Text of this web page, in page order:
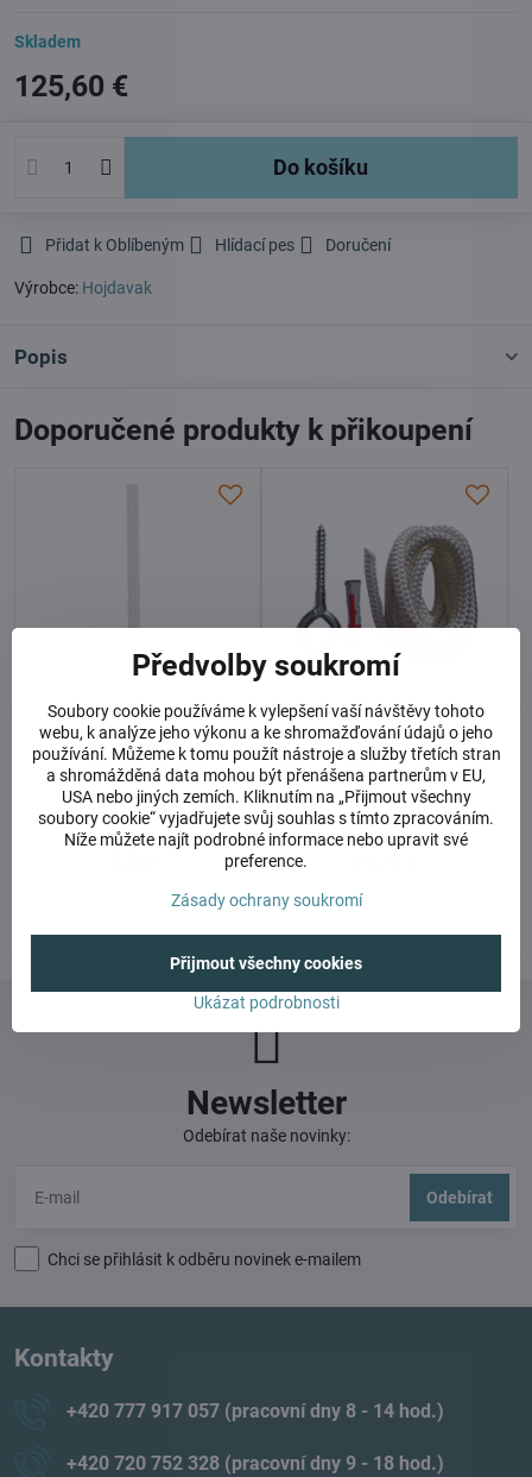
Skladem
125,60 €
Do košíku
Přidat k Oblíbeným Hlídací pes Doručení
Výrobce: Hojdavak
Popis
Doporučené produkty k přikoupení
Lano k zavěšení nebo
prodloužení závěsu - za 1 m
VELMI ODOLNÉ LANO
(JACHTINGOVÉ) VHODNÉ PRO
ZAVĚŠENÍ VŠECH TYPŮ
HOJDAVAKŮ PRO INTERIÉR I
EXTERIÉR. NOSNOST 200 KG
Skladem
Balíček do stropu
(monolitický beton)
VRUT DO STROPU + HMOŽDINKA
(BETON) + LANO, NOSNOST 200
KG
Skladem
Zobrazit
Newsletter
Odebírat naše novinky:
Odebírat
Chci se přihlásit k odběru novinek e-mailem
Kontakty
+420 777 917 057 (pracovní dny 8 - 14 hod​.)
+420 720 752 328 (pracovní dny 9 - 18 hod​.)
Předvolby soukromí
Soubory cookie používáme k vylepšení vaší návštěvy tohoto
webu, k analýze jeho výkonu a ke shromažďování údajů o jeho
používání. Můžeme k tomu použít nástroje a služby třetích stran
a shromážděná data mohou být přenášena partnerům v EU,
USA nebo jiných zemích. Kliknutím na „Přijmout všechny
soubory cookie“ vyjadřujete svůj souhlas s tímto zpracováním.
Níže můžete najít podrobné informace nebo upravit své
preference.
Zásady ochrany soukromí
Ukázat podrobnosti
Přijmout všechny cookies